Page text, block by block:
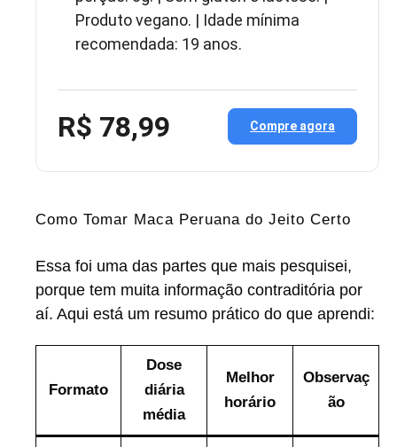
Produto vegano. | Idade mínima
recomendada: 19 anos.
R$ 78,99 Compre agora
Como Tomar Maca Peruana do Jeito Certo
Essa foi uma das partes que mais pesquisei,
porque tem muita informação contraditória por
aí. Aqui está um resumo prático do que aprendi:
Formato
Dose
diária
média
Melhor
horário
Observaç
ão